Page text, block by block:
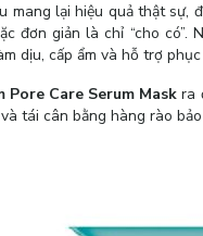
mang lại hiệu quả thật
đơn giản là chỉ “cho
dịu, cấp ẩm và hỗ trợ phục
Pore Care Serum Mask ra
tái cân bằng hàng rào